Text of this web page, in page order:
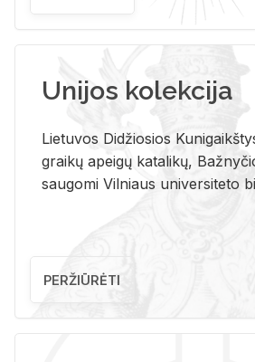
Unijos kolekcija
Lietuvos Didžiosios
graikų apeigų katalikų,
saugomi Vilniaus universiteto
PERŽIŪRĖTI